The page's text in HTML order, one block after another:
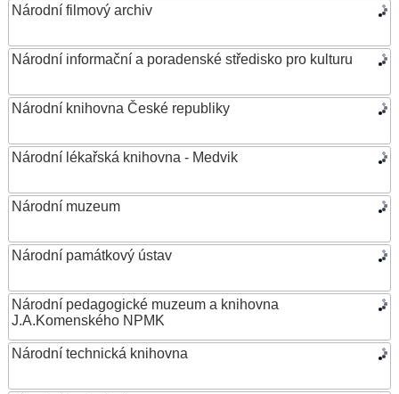
Národní filmový archiv
Národní informační a poradenské středisko pro kulturu
Národní knihovna České republiky
Národní lékařská knihovna - Medvik
Národní muzeum
Národní památkový ústav
Národní pedagogické muzeum a knihovna
J.A.Komenského NPMK
Národní technická knihovna